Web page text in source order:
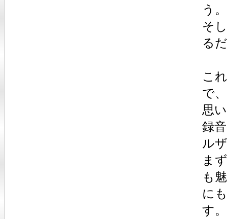
う
そ
る
こ
で
思
録
ル
ま
も
に
す。